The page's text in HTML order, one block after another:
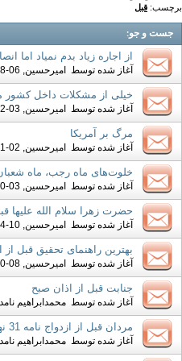
برچسب: قبل
جست و جو:
از اجاره زیاد بدم نمیاد اما
آغاز شده توسط امیرحسین, 06-28-2019 07:31 AM
خیلی از مشکلات داخل کشور
آغاز شده توسط امیرحسین, 03-12-2019 10:32 PM
مرگ بر آمریکا
آغاز شده توسط امیرحسین, 02-11-2019 01:01 PM
خلوت‌های ماه‌ رجب، ماه
آغاز شده توسط امیرحسین, 03-20-2018 08:04 AM
حضرت زهرا سلام الله علیها
آغاز شده توسط امیرحسین, 10-14-2015 07:29 AM
بهترین راهنمای تحقیق قبل از
آغاز شده توسط امیرحسین, 08-20-2013 05:58 AM
جنابت قبل از اذان صبح
آغاز شده توسط محمدابراهیم
مردان قبل از ازدواج نامه 31 نهج‌البلاغه را مطالعه كنند.
آغاز شده توسط محمدابراهیم